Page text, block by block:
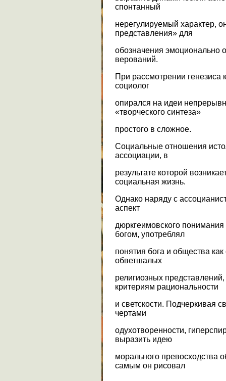
спонтанный
нерегулируемый характер,
представления» для
обозначения эмоционально
верований.
При рассмотрении генезиса
социолог
опирался на идеи
«творческого синтеза»
простого в сложное.
Социальные отношения
ассоциации, в
результате которой
социальная жизнь.
Однако наряду с
аспект
дюркгеимовского
богом, употреблял
понятия бога и общества
обветшалых
религиозных
критериям рациональности
и светскости. Подчеркивая
чертами
одухотворенности,
выразить идею
морального превосходства
самым он рисовал